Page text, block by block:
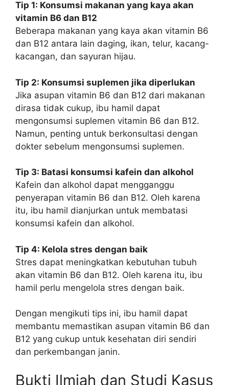
Tip 1: Konsumsi makanan yang kaya akan
vitamin B6 dan B12
Beberapa makanan yang kaya akan vitamin B6
dan B12 antara lain daging, ikan, telur, kacang-
kacangan, dan sayuran hijau.
Tip 2: Konsumsi suplemen jika diperlukan
Jika asupan vitamin B6 dan B12 dari makanan
dirasa tidak cukup, ibu hamil dapat
mengonsumsi suplemen vitamin B6 dan B12.
Namun, penting untuk berkonsultasi dengan
dokter sebelum mengonsumsi suplemen.
Tip 3: Batasi konsumsi kafein dan alkohol
Kafein dan alkohol dapat mengganggu
penyerapan vitamin B6 dan B12. Oleh karena
itu, ibu hamil dianjurkan untuk membatasi
konsumsi kafein dan alkohol.
Tip 4: Kelola stres dengan baik
Stres dapat meningkatkan kebutuhan tubuh
akan vitamin B6 dan B12. Oleh karena itu, ibu
hamil perlu mengelola stres dengan baik.
Dengan mengikuti tips ini, ibu hamil dapat
membantu memastikan asupan vitamin B6 dan
B12 yang cukup untuk kesehatan diri sendiri
dan perkembangan janin.
Bukti Ilmiah dan Studi Kasus